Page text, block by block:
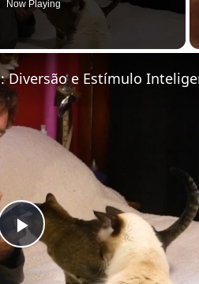
Now Playing
P
Diversão e Estímulo